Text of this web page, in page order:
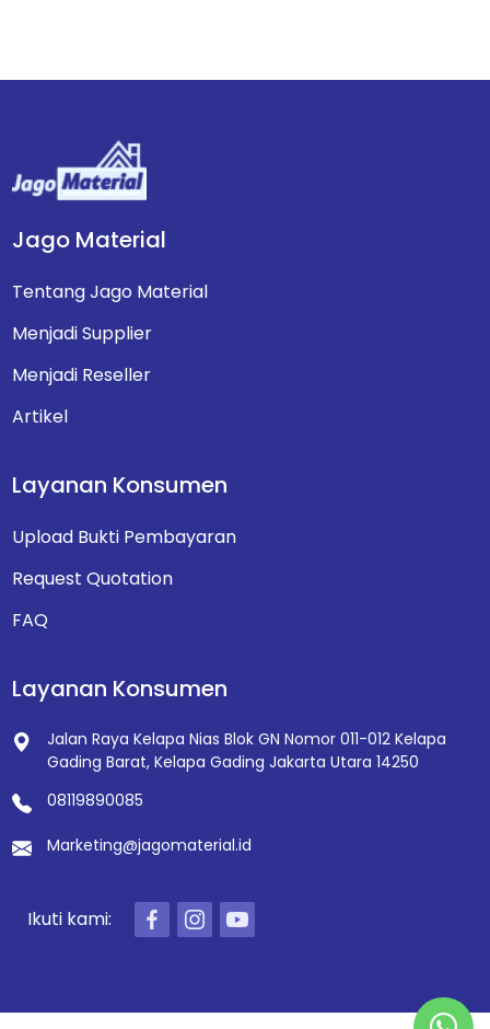
Jago Material
Tentang Jago Material
Menjadi Supplier
Menjadi Reseller
Artikel
Layanan Konsumen
Upload Bukti Pembayaran
Request Quotation
FAQ
Layanan Konsumen
Jalan Raya Kelapa Nias Blok GN Nomor 011-012Kelapa
Gading Barat, Kelapa Gading Jakarta Utara 14250
08119890085
Marketing@jagomaterial.id
Ikuti kami: